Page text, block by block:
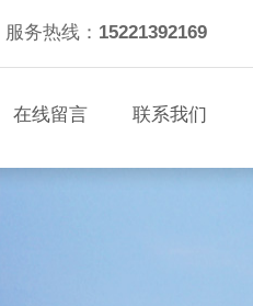
服务热线： 15221392169
在线留言 联系我们